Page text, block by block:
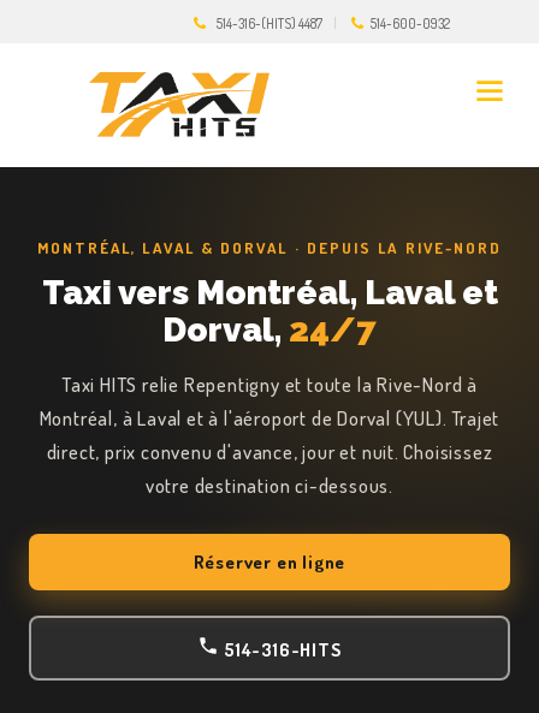
514-316-(HITS) 4487 514-600-0932
MONTRÉAL, LAVAL & DORVAL · DEPUIS LA RIVE-NORD
Taxi vers Montréal, Laval et
Dorval, 24/7
Taxi HITS relie Repentigny et toute la Rive-Nord à
Montréal, à Laval et à l'aéroport de Dorval (YUL). Trajet
direct, prix convenu d'avance, jour et nuit. Choisissez
votre destination ci-dessous.
Réserver en ligne
514-316-HITS